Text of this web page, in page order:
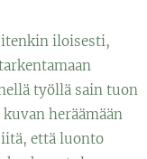
iloisesti,
työllä sain tuon
heräämään
että luonto